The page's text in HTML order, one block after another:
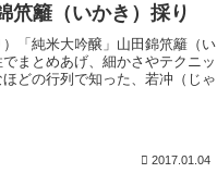
笊籬（いかき）採り
「純米大吟醸」山田錦笊籬（い
まとめあげ、細かさやテクニッ
どの行列で知った、若冲（じゃ
2017.01.04